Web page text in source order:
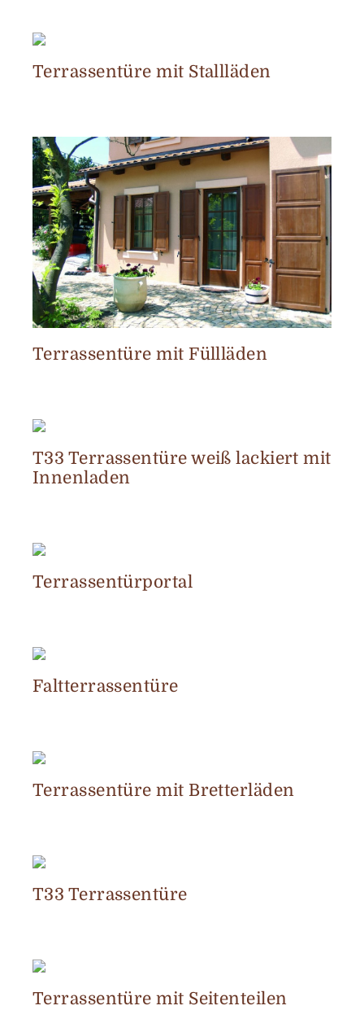
Terrassentüre mit Stallläden
Terrassentüre mit Füllläden
T33 Terrassentüre weiß lackiert mit
Innenladen
Terrassentürportal
Faltterrassentüre
Terrassentüre mit Bretterläden
T33 Terrassentüre
Terrassentüre mit Seitenteilen